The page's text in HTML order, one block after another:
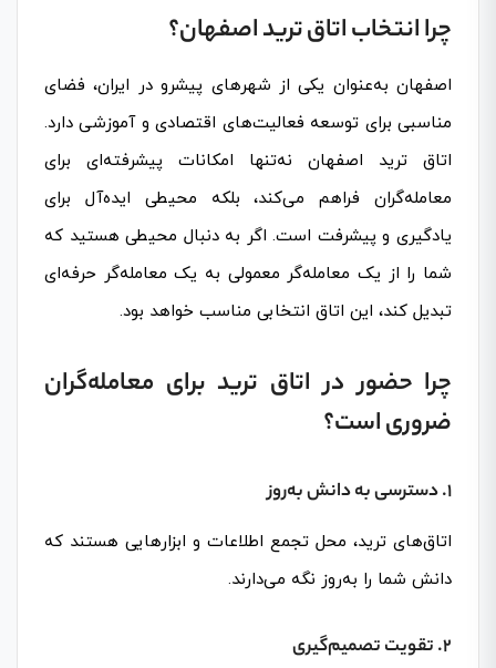
چرا انتخاب اتاق ترید اصفهان؟
اصفهان به‌عنوان یکی از شهرهای پیشرو در ایران، فضای
مناسبی برای توسعه فعالیت‌های اقتصادی و آموزشی دارد.
اتاق ترید اصفهان نه‌تنها امکانات پیشرفته‌ای برای
معامله‌گران فراهم می‌کند، بلکه محیطی ایده‌آل برای
یادگیری و پیشرفت است. اگر به دنبال محیطی هستید که
شما را از یک معامله‌گر معمولی به یک معامله‌گر حرفه‌ای
تبدیل کند، این اتاق انتخابی مناسب خواهد بود.
چرا حضور در اتاق ترید برای معامله‌گران
ضروری است؟
1. دسترسی به دانش به‌روز
اتاق‌های ترید، محل تجمع اطلاعات و ابزارهایی هستند که
دانش شما را به‌روز نگه می‌دارند.
2. تقویت تصمیم‌گیری